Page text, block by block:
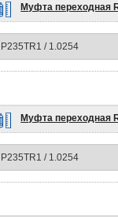
Муфта переходная
Муфта переходная